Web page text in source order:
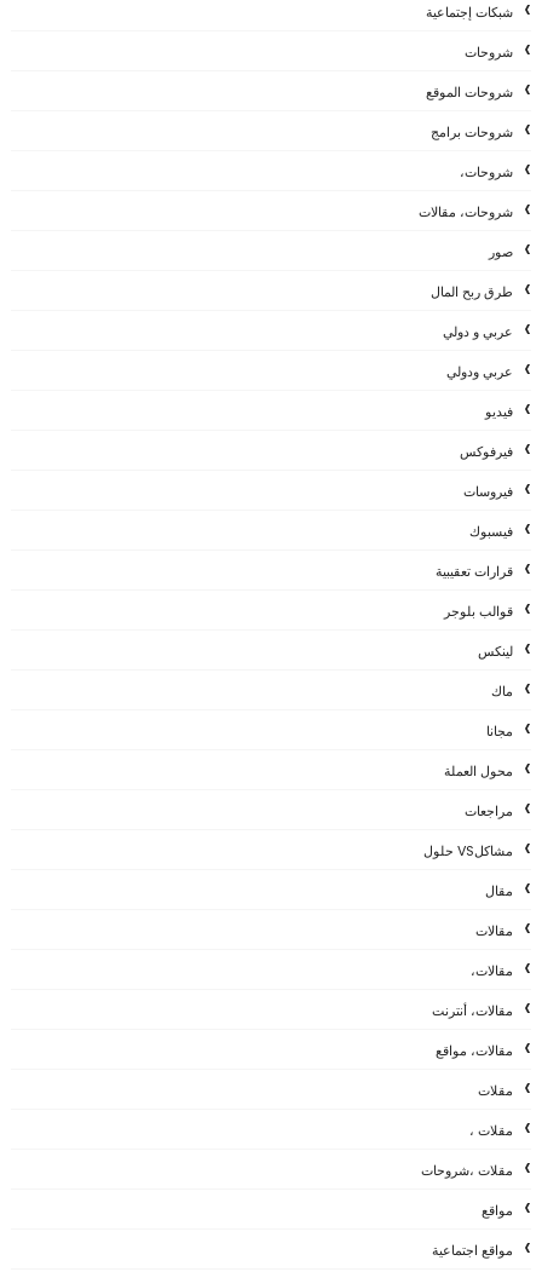
شبكات إجتماعية
شروحات
شروحات الموقع
شروحات برامج
شروحات،
شروحات، مقالات
صور
طرق ربح المال
عربي و دولي
عربي ودولي
فيديو
فيرفوكس
فيروسات
فيسبوك
قرارات تعقيبية
قوالب بلوجر
لينكس
ماك
مجانا
محول العملة
مراجعات
مشاكلVS حلول
مقال
مقالات
مقالات،
مقالات، أنترنت
مقالات، مواقع
مقلات
مقلات ،
مقلات ،شروحات
مواقع
مواقع اجتماعية